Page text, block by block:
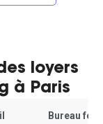
loyers
à Paris
Bureau